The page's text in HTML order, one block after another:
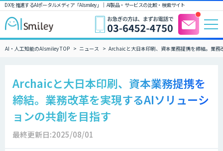
DXを推進するAIポータルメディア「AIsmiley」｜ AI製品・サービスの比較・検索サイト
AI・人工知能のAIsmiley TOP ニュース Archaicと大日本印刷、資本業務提携を締結。業
Archaicと大日本印刷、資本業務提携を
締結。業務改革を実現するAIソリューシ
ョンの共創を目指す
最終更新日:2025/08/01